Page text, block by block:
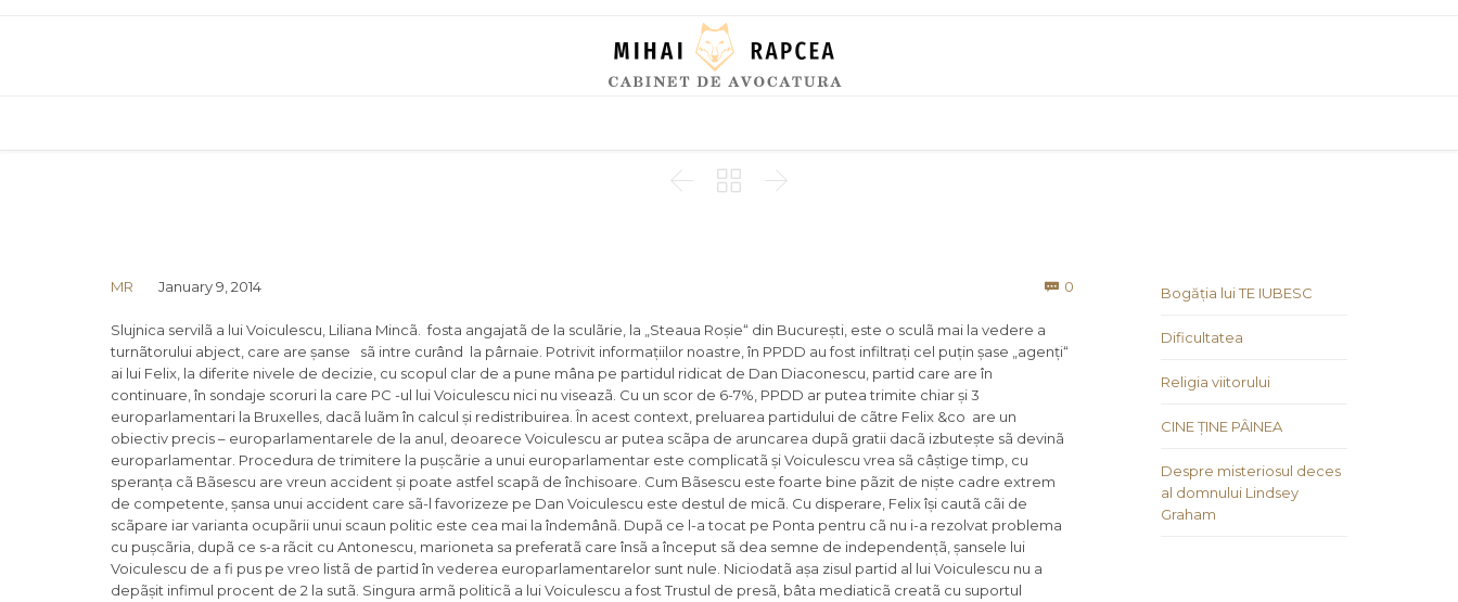
  
MR January 9, 2014  0
Slujnica servilã a lui Voiculescu, Liliana Mincã. fosta angajatã de la sculãrie, la „Steaua Roșie“ din București, este o sculã mai la vedere a
turnãtorului abject, care are șanse sã intre curând la pârnaie. Potrivit informațiilor noastre, în PPDD au fost infiltrați cel puțin șase „agenți“
ai lui Felix, la diferite nivele de decizie, cu scopul clar de a pune mâna pe partidul ridicat de Dan Diaconescu, partid care are în
continuare, în sondaje scoruri la care PC -ul lui Voiculescu nici nu viseazã. Cu un scor de 6-7%, PPDD ar putea trimite chiar și 3
europarlamentari la Bruxelles, dacã luãm în calcul și redistribuirea. În acest context, preluarea partidului de cãtre Felix &co are un
obiectiv precis – europarlamentarele de la anul, deoarece Voiculescu ar putea scãpa de aruncarea dupã gratii dacã izbutește sã devinã
europarlamentar. Procedura de trimitere la pușcãrie a unui europarlamentar este complicatã și Voiculescu vrea sã câștige timp, cu
speranța cã Bãsescu are vreun accident și poate astfel scapã de închisoare. Cum Bãsescu este foarte bine pãzit de niște cadre extrem
de competente, șansa unui accident care sã-l favorizeze pe Dan Voiculescu este destul de micã. Cu disperare, Felix își cautã cãi de
scãpare iar varianta ocupãrii unui scaun politic este cea mai la îndemânã. Dupã ce l-a tocat pe Ponta pentru cã nu i-a rezolvat problema
cu pușcãria, dupã ce s-a rãcit cu Antonescu, marioneta sa preferatã care însã a început sã dea semne de independențã, șansele lui
Voiculescu de a fi pus pe vreo listã de partid în vederea europarlamentarelor sunt nule. Niciodatã așa zisul partid al lui Voiculescu nu a
depãșit infimul procent de 2 la sutã. Singura armã politicã a lui Voiculescu a fost Trustul de presã, bâta mediaticã creatã cu suportul
Bogăția lui TE IUBESC
Dificultatea
Religia viitorului
CINE ȚINE PÂINEA
Despre misteriosul deces
al domnului Lindsey
Graham